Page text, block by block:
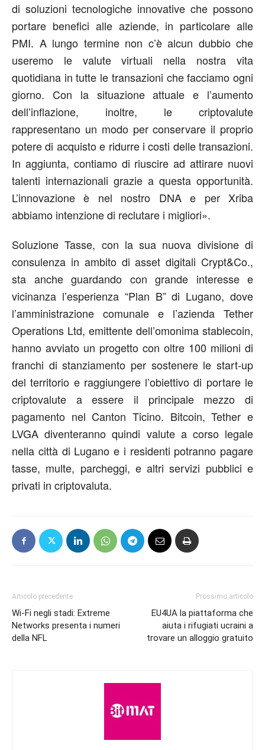
di soluzioni tecnologiche innovative che possono
portare benefici alle aziende, in particolare alle
PMI. A lungo termine non c’è alcun dubbio che
useremo le valute virtuali nella nostra vita
quotidiana in tutte le transazioni che facciamo ogni
giorno. Con la situazione attuale e l’aumento
dell’inflazione, inoltre, le criptovalute
rappresentano un modo per conservare il proprio
potere di acquisto e ridurre i costi delle transazioni.
In aggiunta, contiamo di riuscire ad attirare nuovi
talenti internazionali grazie a questa opportunità.
L’innovazione è nel nostro DNA e per Xriba
abbiamo intenzione di reclutare i migliori».
Soluzione Tasse, con la sua nuova divisione di
consulenza in ambito di asset digitali Crypt&Co.,
sta anche guardando con grande interesse e
vicinanza l’esperienza “Plan B” di Lugano, dove
l’amministrazione comunale e l’azienda Tether
Operations Ltd, emittente dell’omonima stablecoin,
hanno avviato un progetto con oltre 100 milioni di
franchi di stanziamento per sostenere le start-up
del territorio e raggiungere l’obiettivo di portare le
criptovalute a essere il principale mezzo di
pagamento nel Canton Ticino. Bitcoin, Tether e
LVGA diventeranno quindi valute a corso legale
nella città di Lugano e i residenti potranno pagare
tasse, multe, parcheggi, e altri servizi pubblici e
privati in criptovaluta.
Articolo precedente
Wi-Fi negli stadi: Extreme
Networks presenta i numeri
della NFL
Prossimo articolo
EU4UA la piattaforma che
aiuta i rifugiati ucraini a
trovare un alloggio gratuito